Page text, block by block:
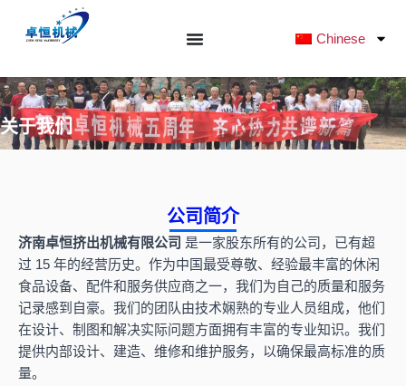
容
Chinese
关于我们
公司简介
济南卓恒挤出机械有限公司 是一家股东所有的公司，已有超
过 15 年的经营历史。作为中国最受尊敬、经验最丰富的休闲
食品设备、配件和服务供应商之一，我们为自己的质量和服务
记录感到自豪。我们的团队由技术娴熟的专业人员组成，他们
在设计、制图和解决实际问题方面拥有丰富的专业知识。我们
提供内部设计、建造、维修和维护服务，以确保最高标准的质
量。